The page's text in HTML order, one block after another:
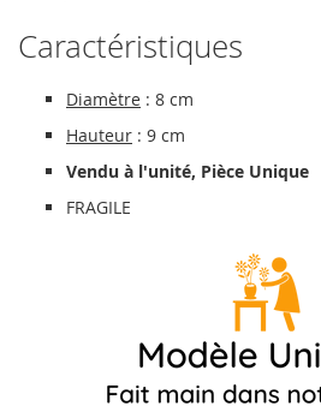
Caractéristiques
Diamètre : 8 cm
Hauteur : 9 cm
Vendu à l'unité, Pièce Unique
FRAGILE